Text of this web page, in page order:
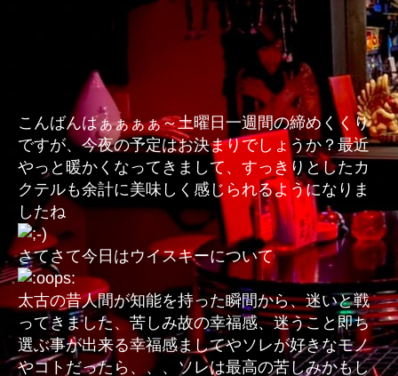
ド・
ウ
イ
キ
通
信
Ｎ
ｏ．
３
～
あ
な
た
な
ら
ド
ッ
こんばんはぁぁぁぁ～土曜日一週間の締めくくり
ですが、今夜の予定はお決まりでしょうか？最近
やっと暖かくなってきまして、すっきりとしたカ
クテルも余計に美味しく感じられるようになりま
したね
さてさて今日はウイスキーについて
太古の昔人間が知能を持った瞬間から、迷いと戦
ってきました、苦しみ故の幸福感、迷うこと即ち
選ぶ事が出来る幸福感ましてやソレが好きなモノ
やコトだったら、、、ソレは最高の苦しみかもし